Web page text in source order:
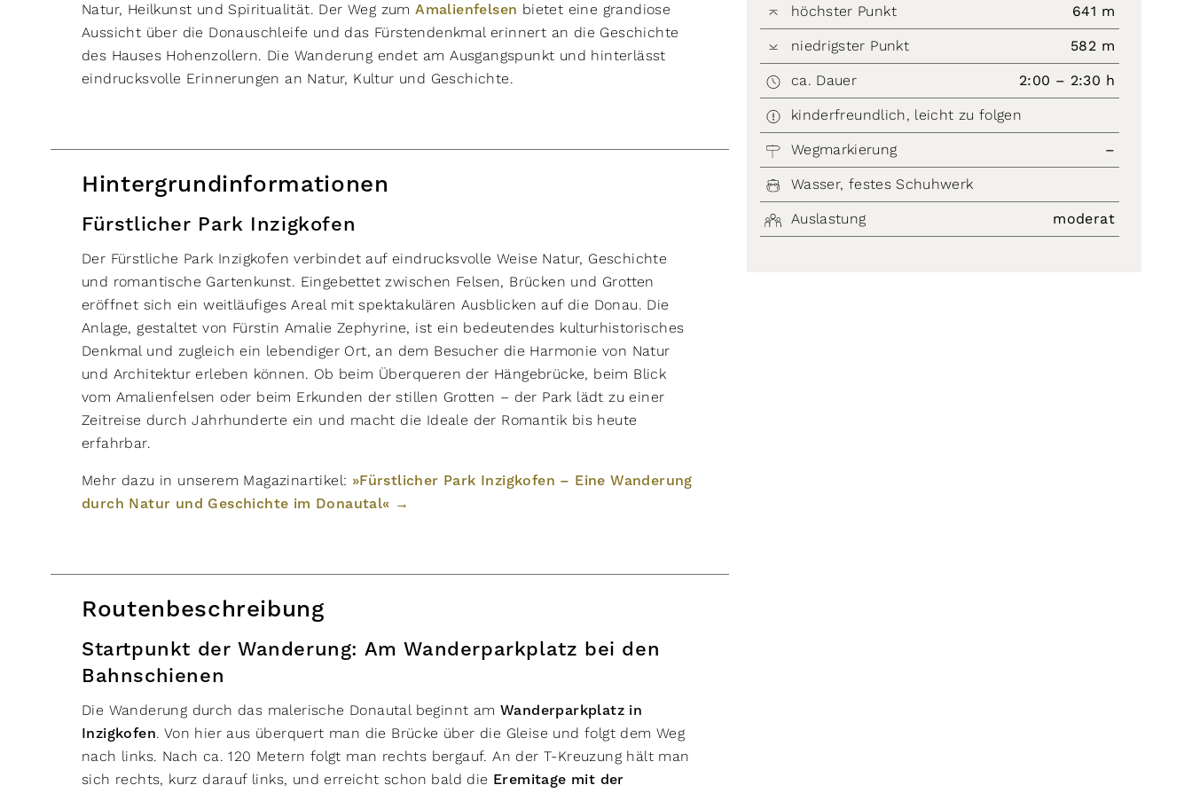
Natur, Heilkunst und Spiritualität. Der Weg zumAmalienfelsen bietet eine grandiose
Aussicht über die Donauschleife und das Fürstendenkmal erinnert an die Geschichte
des Hauses Hohenzollern. Die Wanderung endet am Ausgangspunkt und hinterlässt
eindrucksvolle Erinnerungen an Natur, Kultur und Geschichte.
Hintergrundinformationen
Fürstlicher Park Inzigkofen
Der Fürstliche Park Inzigkofen verbindet auf eindrucksvolle Weise Natur, Geschichte
und romantische Gartenkunst. Eingebettet zwischen Felsen, Brücken und Grotten
eröffnet sich ein weitläufiges Areal mit spektakulären Ausblicken auf die Donau. Die
Anlage, gestaltet von Fürstin Amalie Zephyrine, ist ein bedeutendes kulturhistorisches
Denkmal und zugleich ein lebendiger Ort, an dem Besucher die Harmonie von Natur
und Architektur erleben können. Ob beim Überqueren der Hängebrücke, beim Blick
vom Amalienfelsen oder beim Erkunden der stillen Grotten – der Park lädt zu einer
Zeitreise durch Jahrhunderte ein und macht die Ideale der Romantik bis heute
erfahrbar.
Mehr dazu in unserem Magazinartikel: »Fürstlicher Park Inzigkofen – Eine Wanderung
durch Natur und Geschichte im Donautal« →
Routenbeschreibung
Startpunkt der Wanderung: Am Wanderparkplatz bei den
Bahnschienen
Die Wanderung durch das malerische Donautal beginnt am Wanderparkplatz in
Inzigkofen. Von hier aus überquert man die Brücke über die Gleise und folgt dem Weg
nach links. Nach ca. 120 Metern folgt man rechts bergauf. An der T-Kreuzung hält man
sich rechts, kurz darauf links, und erreicht schon bald die Eremitage mit der
höchster Punkt 641 m
niedrigster Punkt 582 m
ca. Dauer 2:00 – 2:30 h
kinderfreundlich, leicht zu folgen
Wegmarkierung –
Wasser, festes Schuhwerk
Auslastung moderat